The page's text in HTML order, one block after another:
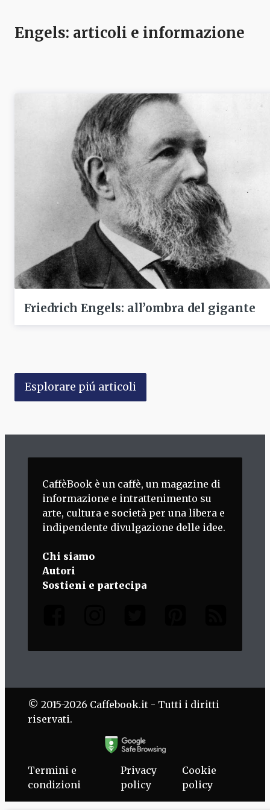
Engels: articoli e informazione
Friedrich Engels: all’ombra del gigante
Esplorare piú articoli
CaffèBook è un caffè, un magazine di
informazione e intrattenimento su
arte, cultura e società per una libera e
indipendente divulgazione delle idee.
Chi siamo
Autori
Sostieni e partecipa
© 2015-2026 Caffebook.it - Tutti i diritti
riservati.
Termini e
condizioni
Privacy
policy
Cookie
policy